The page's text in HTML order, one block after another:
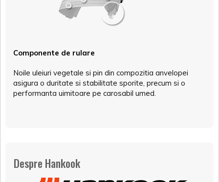
Componente de rulare
Noile uleiuri vegetale si pin din compozitia anvelopei
asigura o duritate si stabilitate sporite, precum si o
performanta uimitoare pe carosabil umed.
Despre Hankook